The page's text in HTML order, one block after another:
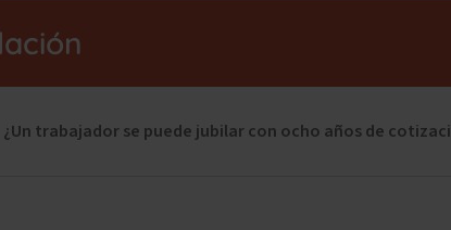
¿Un trabajador se puede jubilar con ocho años de